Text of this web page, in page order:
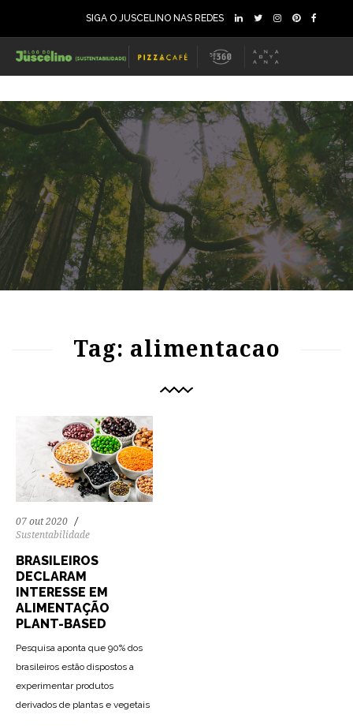
SIGA O JUSCELINO NAS REDES
Tag: alimentacao
07 out 2020
Sustentabilidade
BRASILEIROS
DECLARAM
INTERESSE EM
ALIMENTAÇÃO
PLANT-BASED
Pesquisa aponta que 90% dos
brasileiros estão dispostos a
experimentar produtos
derivados de plantas e vegetais